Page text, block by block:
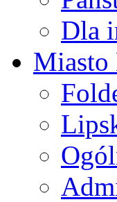
Dla
Miasto